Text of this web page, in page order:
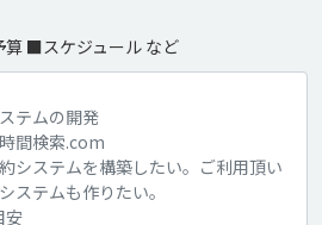
■スケジュール など